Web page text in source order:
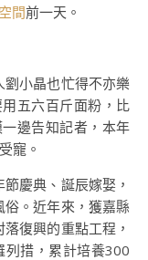
間前一天。
小晶也忙得不亦樂
五六百斤面粉，比
邊告知記者，本年
寵。
慶典、誕辰嫁娶，
。近年來，獲嘉縣
復興的重點工程，
列措，累計培養300